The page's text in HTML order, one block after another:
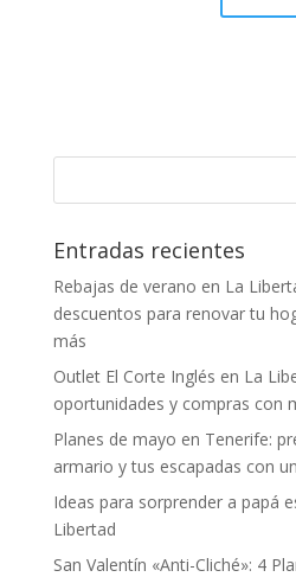
Entradas recientes
Rebajas de verano en La
descuentos para renovar tu
más
Outlet El Corte Inglés en La
oportunidades y compras con
Planes de mayo en Tenerife:
armario y tus escapadas con
Ideas para sorprender a papá
Libertad
San Valentín «Anti-Cliché»: 4